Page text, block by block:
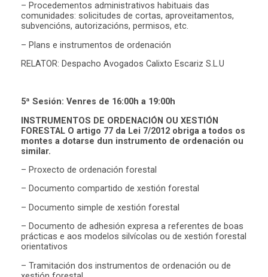
– Procedementos administrativos habituais das
comunidades: solicitudes de cortas, aproveitamentos,
subvencións, autorizacións, permisos, etc.
– Plans e instrumentos de ordenación
RELATOR: Despacho Avogados Calixto Escariz S.L.U
5ª Sesión: Venres de 16:00h a 19:00h
INSTRUMENTOS DE ORDENACIÓN OU XESTIÓN
FORESTAL O artigo 77 da Lei 7/2012 obriga a todos os
montes a dotarse dun instrumento de ordenación ou
similar.
– Proxecto de ordenación forestal
– Documento compartido de xestión forestal
– Documento simple de xestión forestal
– Documento de adhesión expresa a referentes de boas
prácticas e aos modelos silvícolas ou de xestión forestal
orientativos
– Tramitación dos instrumentos de ordenación ou de